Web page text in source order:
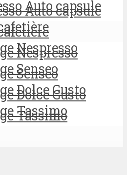
Auto capsule
Nespresso
Senseo
Dolce Gusto
Tassimo
Auto capsule
Nespresso
Senseo
Dolce Gusto
Tassimo